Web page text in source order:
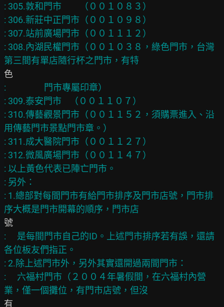
: 305.敦和門市　　（００１０８３）
: 306.新莊中正門市（００１０９８）
: 307.站前廣場門市（００１１１２）
: 308.內湖民權門市（００１０３８，綠色門市，台灣
:                   門市專屬印章）
: 309.泰安門市    （００１１０７）
: 310.傳藝觀景門市（００１１５２，須購票進入、沿
用傳藝門市景點門市章。）
: 311.成大醫院門市（００１１２７）
: 312.微風廣場門市（００１１４７）
: 以上黃色代表已陣亡門市。
: 另外：
: 1.總部對每間門市有給門市排序及門市店號，門市排
: 　是每間門市自己的ID。上述門市排序若有誤，還請
各位板友們指正。
: 2.除上述門市外，另外其實還開過兩間門市：
: 　六福村門市（２００４年暑假間，在六福村內營